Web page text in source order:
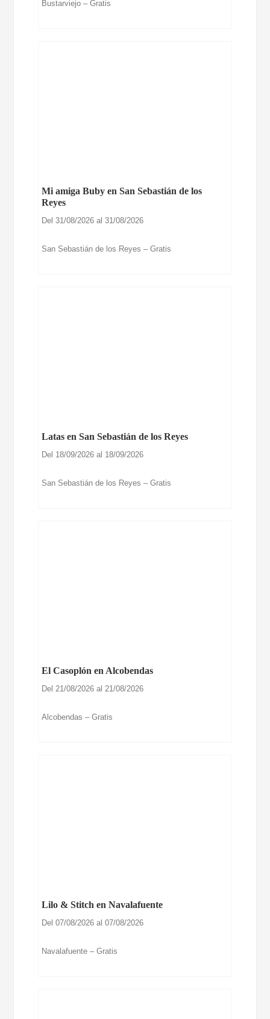
Bustarviejo – Gratis
Mi amiga Buby en San Sebastián de los
Reyes
Del 31/08/2026 al 31/08/2026
San Sebastián de los Reyes – Gratis
Latas en San Sebastián de los Reyes
Del 18/09/2026 al 18/09/2026
San Sebastián de los Reyes – Gratis
El Casoplón en Alcobendas
Del 21/08/2026 al 21/08/2026
Alcobendas – Gratis
Lilo & Stitch en Navalafuente
Del 07/08/2026 al 07/08/2026
Navalafuente – Gratis